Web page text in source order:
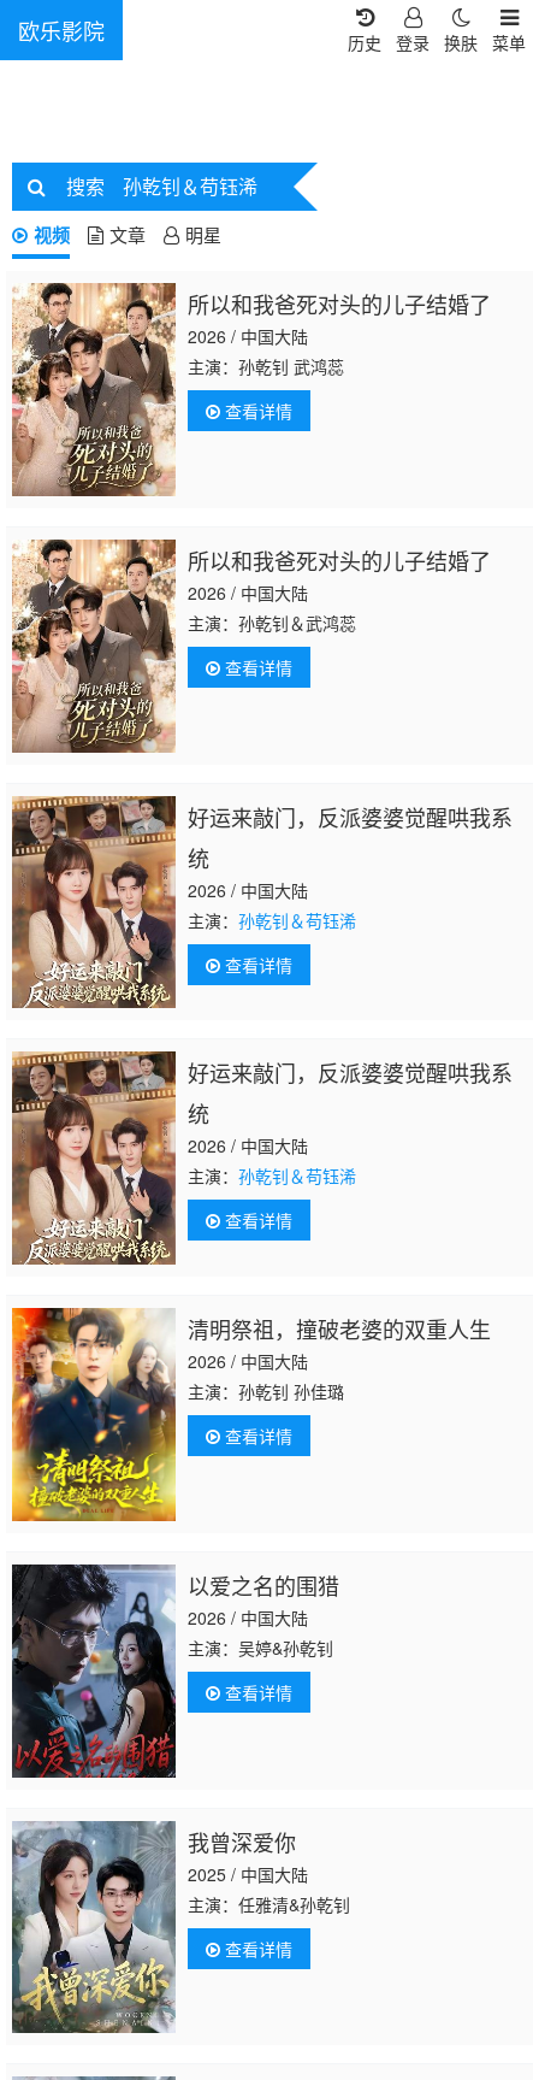
欧乐影院 菜单
换肤
登录
历史
搜索 孙乾钊＆苟钰浠
视频 文章 明星
所以和我爸死对头的儿子结婚了
2026 / 中国大陆
主演：孙乾钊 武鸿蕊
查看详情
所以和我爸死对头的儿子结婚了
2026 / 中国大陆
主演：孙乾钊＆武鸿蕊
查看详情
好运来敲门，反派婆婆觉醒哄我系
统
2026 / 中国大陆
主演： 孙乾钊＆苟钰浠
查看详情
好运来敲门，反派婆婆觉醒哄我系
统
2026 / 中国大陆
主演： 孙乾钊＆苟钰浠
查看详情
清明祭祖，撞破老婆的双重人生
2026 / 中国大陆
主演：孙乾钊 孙佳璐
查看详情
以爱之名的围猎
2026 / 中国大陆
主演：吴婷&孙乾钊
查看详情
我曾深爱你
2025 / 中国大陆
主演：任雅清&孙乾钊
查看详情